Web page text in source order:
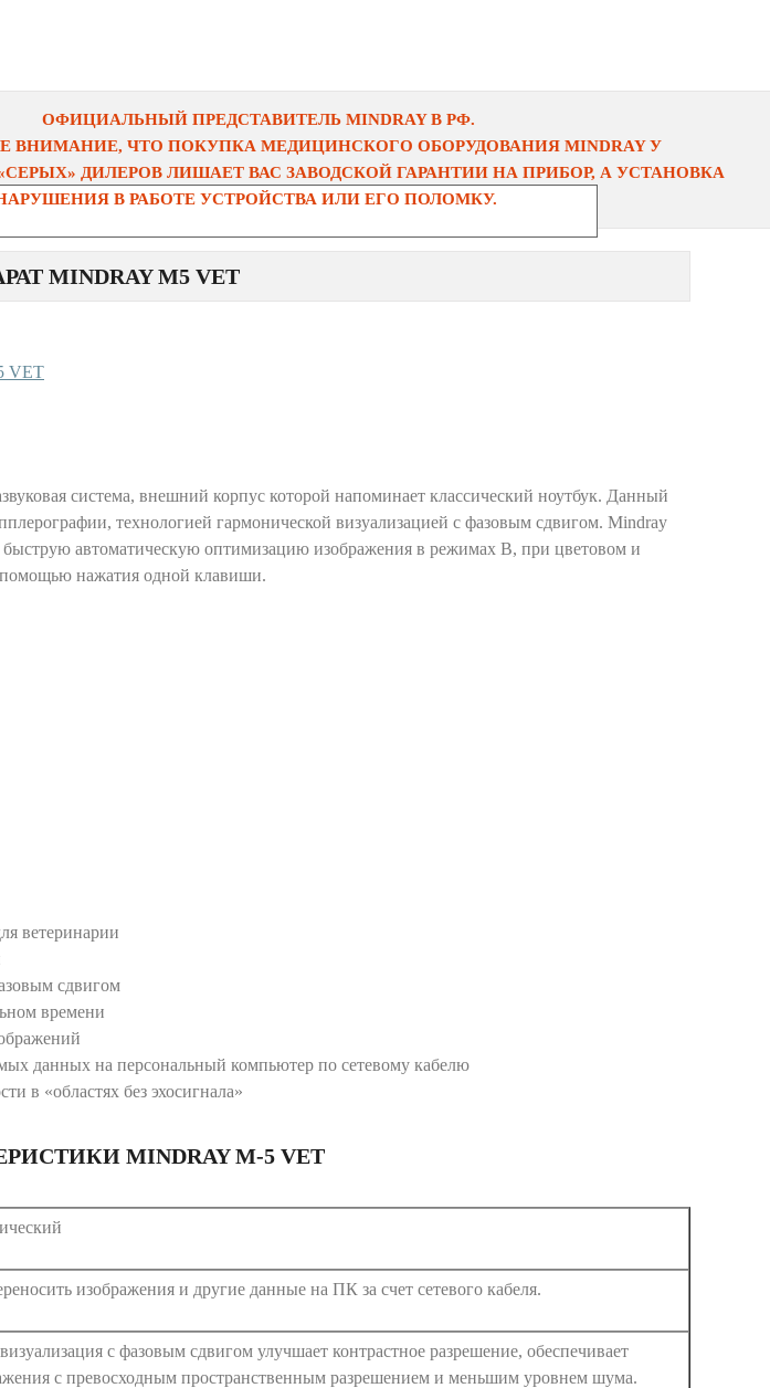
ОФИЦИАЛЬНЫЙ ПРЕДСТАВИТЕЛЬ MINDRAY В РФ.
ВНИМАНИЕ, ЧТО ПОКУПКА МЕДИЦИНСКОГО ОБОРУДОВАНИЯ MINDRAY У
ДИЛЕРОВ ЛИШАЕТ ВАС ЗАВОДСКОЙ ГАРАНТИИ НА ПРИБОР, А УСТАНОВКА
В РАБОТЕ УСТРОЙСТВА ИЛИ ЕГО ПОЛОМКУ.
MINDRAY М5 VET
VET
система, внешний корпус которой напоминает классический ноутбук. Данный
технологией гармонической визуализацией с фазовым сдвигом. Mindray
автоматическую оптимизацию изображения в режимах В, при цветовом и
нажатия одной клавиши.
ветеринарии
сдвигом
времени
данных на персональный компьютер по сетевому кабелю
в «областях без эхосигнала»
MINDRAY М-5 VET
изображения и другие данные на ПК за счет сетевого кабеля.
с фазовым сдвигом улучшает контрастное разрешение, обеспечивает
с превосходным пространственным разрешением и меньшим уровнем шума.